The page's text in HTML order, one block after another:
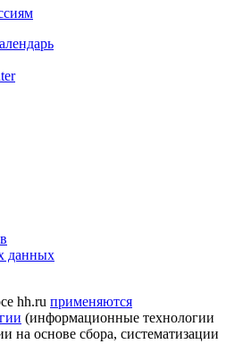
данных
hh.ru применяются
(информационные технологии
на основе сбора, систематизации